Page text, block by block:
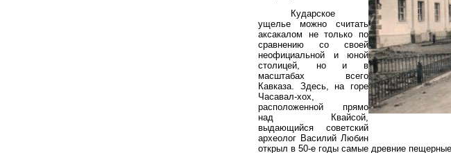
Кударское
ущелье можно считать
аксакалом не только по
сравнению со своей
неофициальной и юной
столицей, но и в
масштабах всего
Кавказа. Здесь, на горе
Часавал-хох,
расположенной прямо
над Квайсой,
выдающийся советский
археолог Василий Любин
открыл в 50-е годы самые древние